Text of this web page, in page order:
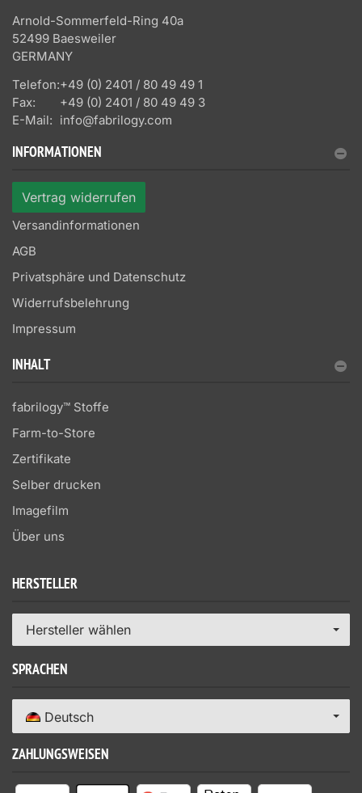
Arnold-Sommerfeld-Ring 40a
52499 Baesweiler
GERMANY
Telefon:+49 (0) 2401 / 80 49 49 1
Fax:
+49 (0) 2401 / 80 49 49 3
E-Mail: info@fabrilogy.com
INFORMATIONEN
Vertrag widerrufen
Versandinformationen
AGB
Privatsphäre und Datenschutz
Widerrufsbelehrung
Impressum
INHALT
fabrilogy™ Stoffe
Farm-to-Store
Zertifikate
Selber drucken
Imagefilm
Über uns
HERSTELLER
Hersteller wählen
SPRACHEN
Deutsch
ZAHLUNGSWEISEN